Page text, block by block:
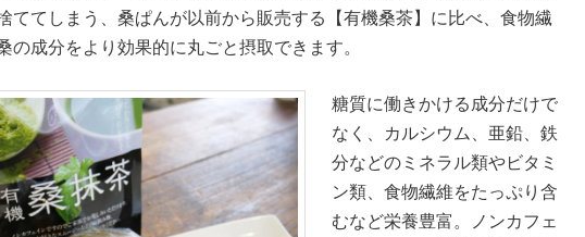
ててしまう、桑ぱんが以前から販売する【有機桑茶】に比べ、食物繊
の成分をより効果的に丸ごと摂取できます。
糖質に働きかける成分だけで
なく、カルシウム、亜鉛、鉄
分などのミネラル類やビタミ
ン類、食物繊維をたっぷり含
むなど栄養豊富。ノンカフェ